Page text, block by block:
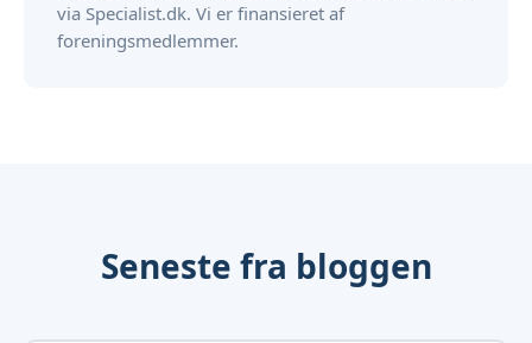
via Specialist.dk. Vi er finansieret af
foreningsmedlemmer.
Seneste fra bloggen